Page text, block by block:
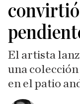
convirtió
El artista
una
en el patio